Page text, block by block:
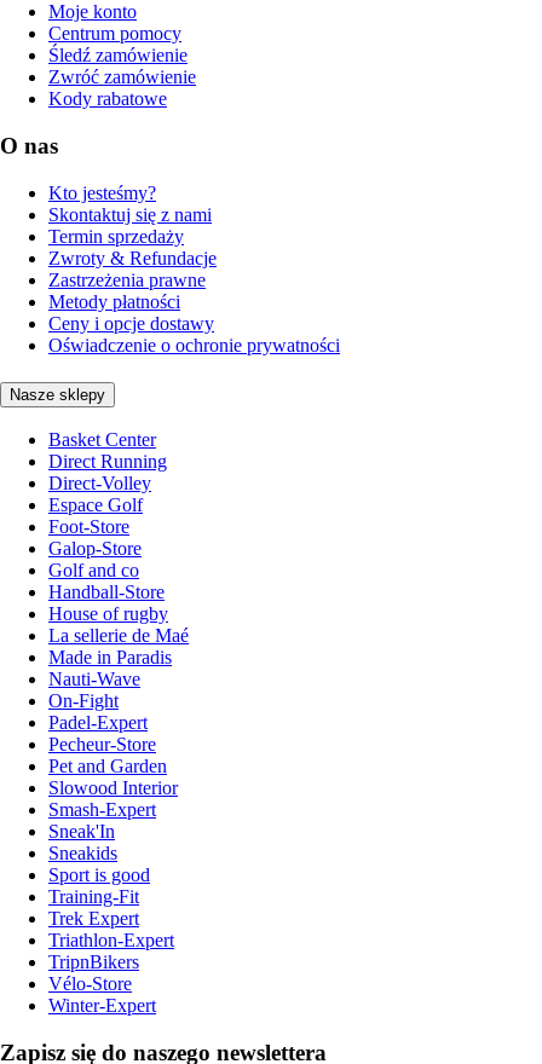
Moje konto
Centrum pomocy
Śledź zamówienie
Zwróć zamówienie
Kody rabatowe
O nas
Kto jesteśmy?
Skontaktuj się z nami
Termin sprzedaży
Zwroty & Refundacje
Zastrzeżenia prawne
Metody płatności
Ceny i opcje dostawy
Oświadczenie o ochronie prywatności
Nasze sklepy
Basket Center
Direct Running
Direct-Volley
Espace Golf
Foot-Store
Galop-Store
Golf and co
Handball-Store
House of rugby
La sellerie de Maé
Made in Paradis
Nauti-Wave
On-Fight
Padel-Expert
Pecheur-Store
Pet and Garden
Slowood Interior
Smash-Expert
Sneak'In
Sneakids
Sport is good
Training-Fit
Trek Expert
Triathlon-Expert
TripnBikers
Vélo-Store
Winter-Expert
Zapisz się do naszego newslettera